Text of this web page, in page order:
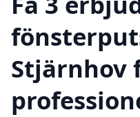
Stjärnhov